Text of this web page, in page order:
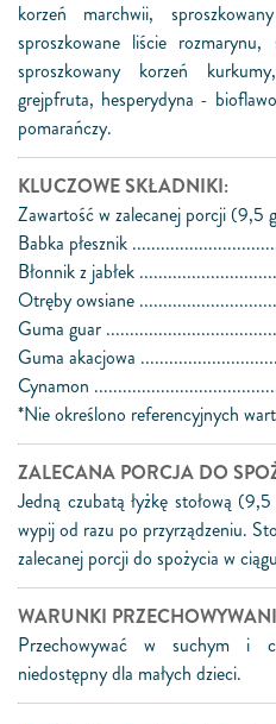
korzeń marchwii,
sproszkowane liście
sproszkowany korzeń
grejpfruta, hesperydyna -
pomarańczy.
KLUCZOWE SKŁADNIKI:
Zawartość w zalecanej porcji (9,5
Babka płesznik
Błonnik z jabłek
Otręby owsiane
Guma guar
Guma akacjowa
Cynamon
*Nie określono referencyjnych
ZALECANA PORCJA DO
Jedną czubatą łyżkę stołową
wypij od razu po przyrządzeniu.
zalecanej porcji do spożycia w
WARUNKI
Przechowywać w suchym i
niedostępny dla małych dzieci.